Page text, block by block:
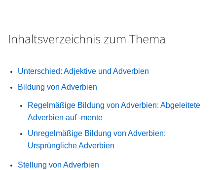
Inhaltsverzeichnis zum Thema
Unterschied: Adjektive und Adverbien
Bildung von Adverbien
Regelmäßige Bildung von Adverbien: Abgeleitete
Adverbien auf -mente
Unregelmäßige Bildung von Adverbien:
Ursprüngliche Adverbien
Stellung von Adverbien